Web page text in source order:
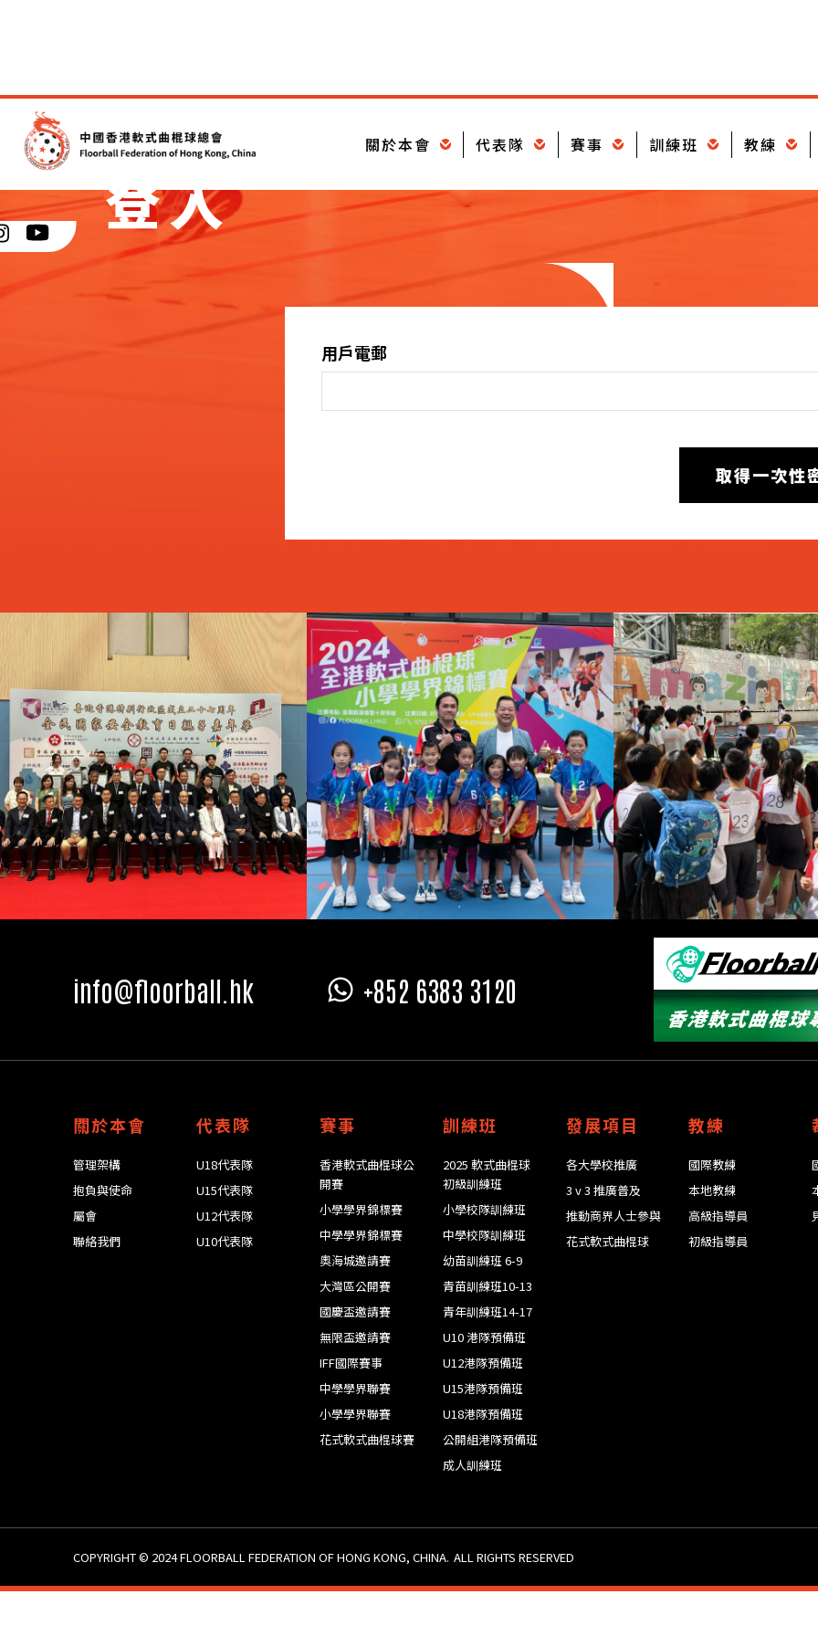
關於本會 代表隊 賽事 訓練班 教練
登入
用戶電郵
取得一次性
info@floorball.hk +852 6383 3120
關於本會
管理架構
抱負與使命
屬會
聯絡我們
代表隊
U18代表隊
U15代表隊
U12代表隊
U10代表隊
賽事
香港軟式曲棍球公
開賽
小學學界錦標賽
中學學界錦標賽
奧海城邀請賽
大灣區公開賽
國慶盃邀請賽
無限盃邀請賽
IFF國際賽事
中學學界聯賽
小學學界聯賽
花式軟式曲棍球賽
訓練班
2025 軟式曲棍球
初級訓練班
小學校隊訓練班
中學校隊訓練班
幼苗訓練班 6-9
青苗訓練班10-13
青年訓練班14-17
U10 港隊預備班
U12港隊預備班
U15港隊預備班
U18港隊預備班
公開組港隊預備班
成人訓練班
發展項目
各大學校推廣
3 v 3 推廣普及
推動商界人士參與
花式軟式曲棍球
教練
國際教練
本地教練
高級指導員
初級指導員
COPYRIGHT © 2024 ​FLOORBALL FEDERATION OF HONG KONG, CHINA. ALL RIGHTS RESERVED